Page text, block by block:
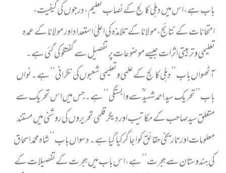
باب ہے ، اس میں دہلی کالج کے نصاب تعلیم ، درجوں کی کیفیت ،
امتحانات کے نتائج ، مولانا کے تلامذہ کی اعلیٰ استعداد اور مولانا کے عمدہ
تعلیمی وتربیتی اثرات جیسے موضوعات پر تفصیل سے گفتگو کی گئی ہے۔
آٹھواں باب ’’ دہلی کالج کے علمی وتعلیمی شعبوں کی نگرانی ‘‘ ہے۔ نواں
باب ’’ تحریک سید احمد شہید ؒؒ سے وابستگی ‘‘ ہے۔ جس میں اس تحریک سے
متعلق سید صاحب کے مکاتیب اور دیگر قلمی تحریروں کی روشنی میں مستند
معلومات اور تاریخی حقائق کو اجاگر کیا گیا ہے۔دسواں باب ’’ شاہ محمد اسحاق
کی ہندوستان سے ہجرت ‘‘ ہے، اس باب میں ہجرت کے تفصیلات کے